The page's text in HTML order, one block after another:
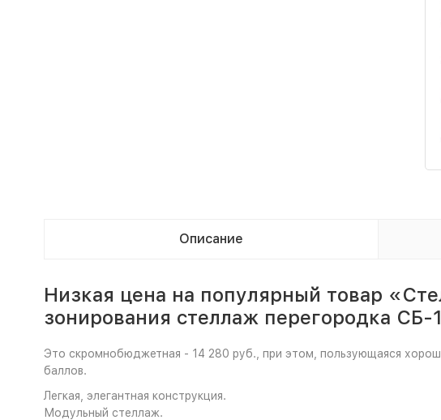
Описание
Низкая цена на популярный товар
зонирования стеллаж перегородка
Это скромнобюджетная - 14 280 руб., при этом, пользующаяся
баллов.
Легкая, элегантная конструкция.
Модульный стеллаж.